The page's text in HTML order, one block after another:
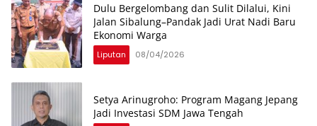
Dulu Bergelombang dan Sulit Dilalui, Kini
Jalan Sibalung–Pandak Jadi Urat Nadi Baru
Ekonomi Warga
Liputan 08/04/2026
Setya Arinugroho: Program Magang Jepang
Jadi Investasi SDM Jawa Tengah